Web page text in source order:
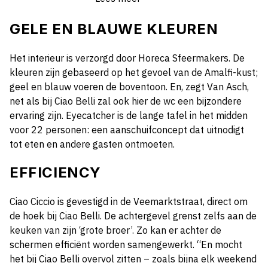
GELE EN BLAUWE KLEUREN
Het interieur is verzorgd door Horeca Sfeermakers. De
kleuren zijn gebaseerd op het gevoel van de Amalfi-kust;
geel en blauw voeren de boventoon. En, zegt Van Asch,
net als bij Ciao Belli zal ook hier de wc een bijzondere
ervaring zijn. Eyecatcher is de lange tafel in het midden
voor 22 personen: een aanschuifconcept dat uitnodigt
tot eten en andere gasten ontmoeten.
EFFICIENCY
Ciao Ciccio is gevestigd in de Veemarktstraat, direct om
de hoek bij Ciao Belli. De achtergevel grenst zelfs aan de
keuken van zijn ‘grote broer’. Zo kan er achter de
schermen efficiënt worden samengewerkt. “En mocht
het bij Ciao Belli overvol zitten – zoals bijna elk weekend